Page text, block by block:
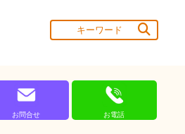
お問合せ お電話